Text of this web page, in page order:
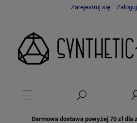
Zarejestruj się
Darmowa dostawa powyżej 70 zł dla